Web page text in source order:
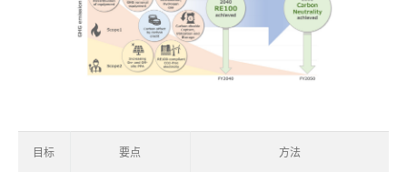
目标 要点 方法